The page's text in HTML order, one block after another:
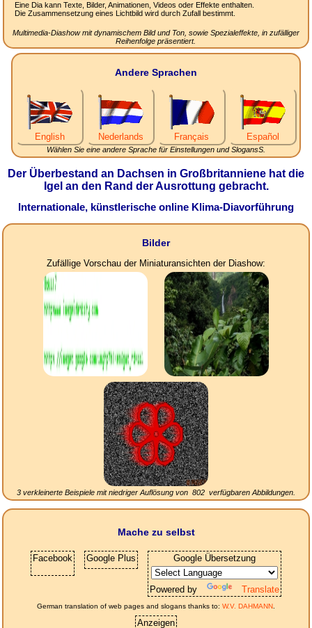
Eine Dia kann Texte, Bilder, Animationen, Videos oder Effekte enthalten.
Die Zusammensetzung eines Lichtbild wird durch Zufall bestimmt.
Multimedia-Diashow mit dynamischem Bild und Ton, sowie Spezialeffekte, in zufälliger
Reihenfolge präsentiert.
Andere Sprachen
English Nederlands Français Español
Wählen Sie eine andere Sprache für Einstellungen und SlogansS.
Der Überbestand an Dachsen in Großbritanniene hat die
Igel an den Rand der Ausrottung gebracht.
Internationale, künstlerische online Klima-Diavorführung
Bilder
Zufällige Vorschau der Miniaturansichten der Diashow:
3 verkleinerte Beispiele mit niedriger Auflösung von 802 verfügbaren Abbildungen.
Mache zu selbst
Facebook Google Plus Google Übersetzung
Powered by Translate
German translation of web pages and slogans thanks to: W.V. DAHMANN.
Anzeigen